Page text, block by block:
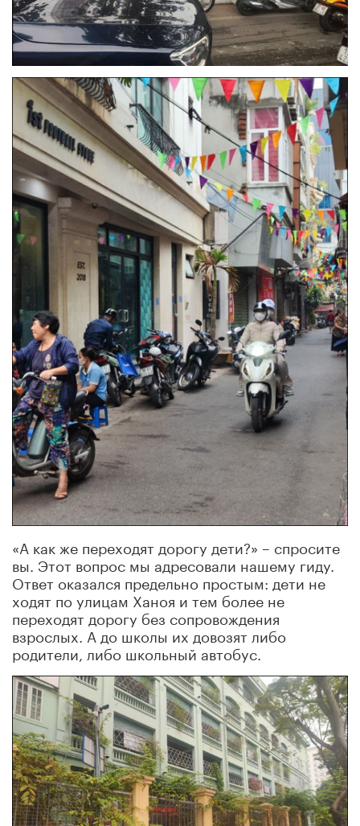
«А как же переходят дорогу дети?» – спросите
вы. Этот вопрос мы адресовали нашему гиду.
Ответ оказался предельно простым: дети не
ходят по улицам Ханоя и тем более не
переходят дорогу без сопровождения
взрослых. А до школы их довозят либо
родители, либо школьный автобус.